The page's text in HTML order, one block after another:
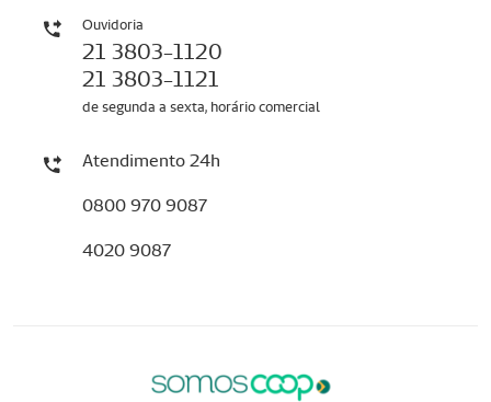
Ouvidoria
21 3803-1120
21 3803-1121
de segunda a sexta, horário comercial
Atendimento 24h
0800 970 9087
4020 9087